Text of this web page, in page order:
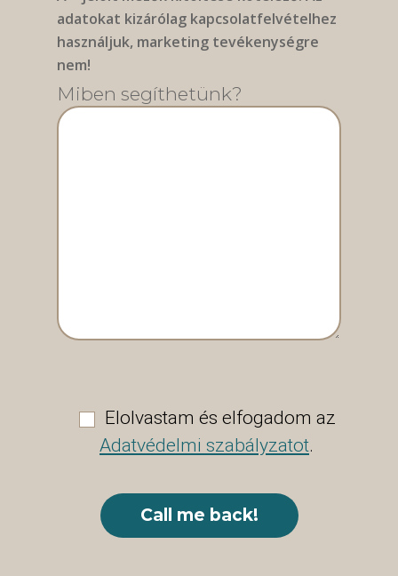
adatokat kizárólag kapcsolatfelvételhez
használjuk, marketing tevékenységre
nem!
Miben segíthetünk?
Elolvastam és elfogadom az
Adatvédelmi szabályzatot.